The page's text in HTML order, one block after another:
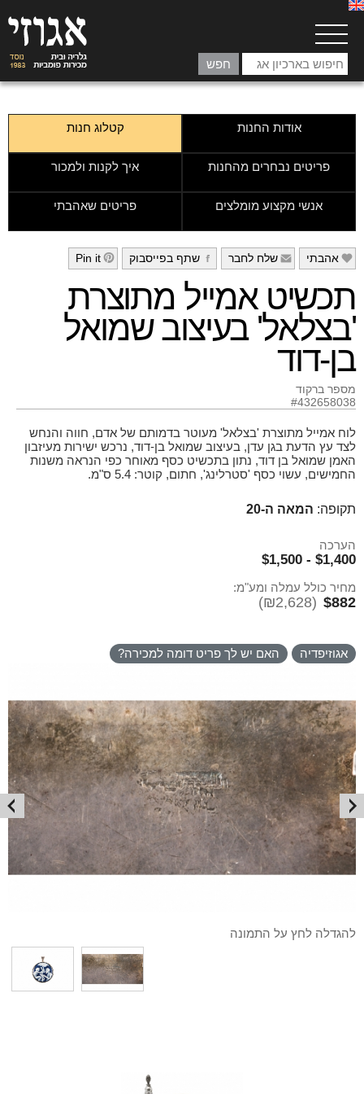
אודות החנות קטלוג חנות
פריטים נבחרים מהחנות איך לקנות ולמכור
אנשי מקצוע מומלצים פריטים שאהבתי
e אהבתי f שלח לחבר g שתף בפייסבוק h
Pin it
תכשיט אמייל מתוצרת
'בצלאל' בעיצוב שמואל
בן-דוד
מספר ברקוד
#432658038
לוח אמייל מתוצרת 'בצלאל' מעוטר בדמותם של אדם, חווה והנחש
לצד עץ הדעת בגן עדן, בעיצוב שמואל בן-דוד, נרכש ישירות מעיזבון
האמן שמואל בן דוד, נתון בתכשיט כסף מאוחר כפי הנראה משנות
החמישים, עשוי כסף 'סטרלינג', חתום, קוטר: 5.4 ס"מ.
תקופה: המאה ה-20
הערכה
$1,400 - $1,500
מחיר כולל עמלה ומע"מ:
$882
(₪2,628)
אגוזיפדיה האם יש לך פריט דומה למכירה?
להגדלה לחץ על התמונה